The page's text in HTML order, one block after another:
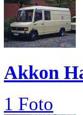
Akkon
1 Foto